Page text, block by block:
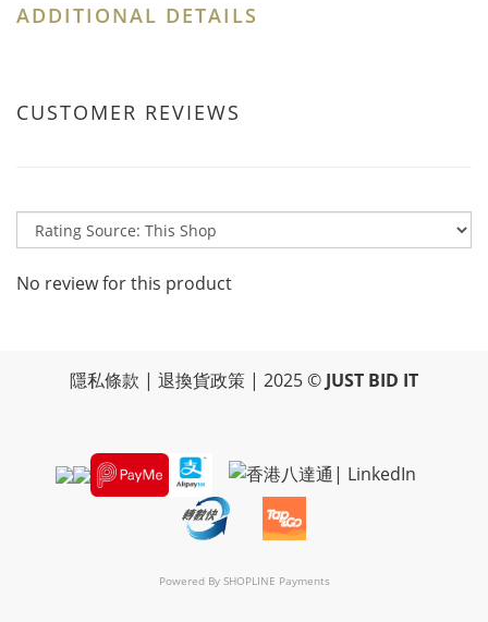
ADDITIONAL DETAILS
CUSTOMER REVIEWS
No review for this product
隱私條款 | 退換貨政策 | 2025 © JUST BID IT
Powered By SHOPLINE Payments